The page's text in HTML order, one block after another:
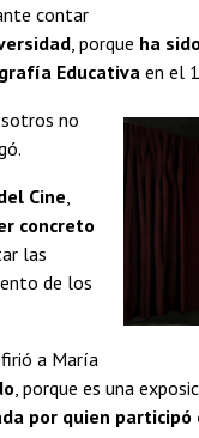
contar
, porque ha
Educativa en el
no
Cine
concreto
las
de los
a María
, porque es una
por quien